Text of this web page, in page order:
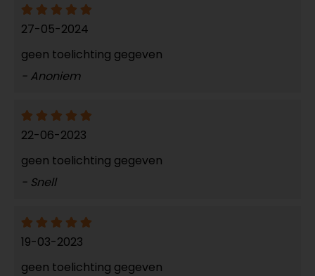
27-05-2024
geen toelichting gegeven
- Anoniem
22-06-2023
geen toelichting gegeven
- Snell
19-03-2023
geen toelichting gegeven